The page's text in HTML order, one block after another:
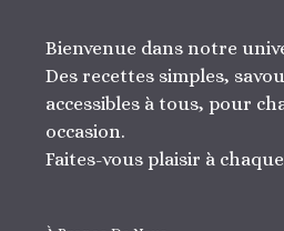
Bienvenue dans notre
Des recettes simples,
accessibles à tous, pour
occasion.
Faites-vous plaisir à